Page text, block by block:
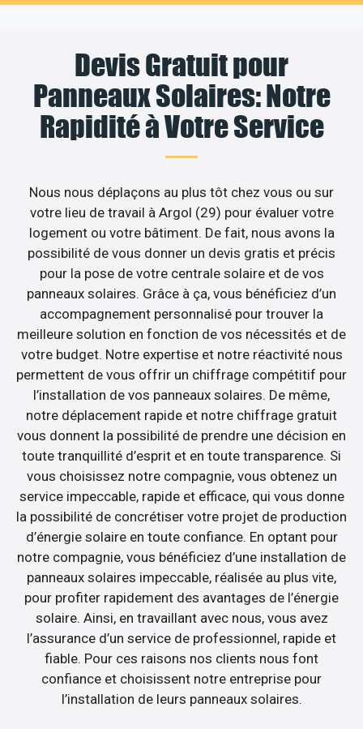
Devis Gratuit pour
Panneaux Solaires: Notre
Rapidité à Votre Service
Nous nous déplaçons au plus tôt chez vous ou sur
votre lieu de travail à Argol (29) pour évaluer votre
logement ou votre bâtiment. De fait, nous avons la
possibilité de vous donner un devis gratis et précis
pour la pose de votre centrale solaire et de vos
panneaux solaires. Grâce à ça, vous bénéficiez d’un
accompagnement personnalisé pour trouver la
meilleure solution en fonction de vos nécessités et de
votre budget. Notre expertise et notre réactivité nous
permettent de vous offrir un chiffrage compétitif pour
l’installation de vos panneaux solaires. De même,
notre déplacement rapide et notre chiffrage gratuit
vous donnent la possibilité de prendre une décision en
toute tranquillité d’esprit et en toute transparence. Si
vous choisissez notre compagnie, vous obtenez un
service impeccable, rapide et efficace, qui vous donne
la possibilité de concrétiser votre projet de production
d’énergie solaire en toute confiance. En optant pour
notre compagnie, vous bénéficiez d’une installation de
panneaux solaires impeccable, réalisée au plus vite,
pour profiter rapidement des avantages de l’énergie
solaire. Ainsi, en travaillant avec nous, vous avez
l’assurance d’un service de professionnel, rapide et
fiable. Pour ces raisons nos clients nous font
confiance et choisissent notre entreprise pour
l’installation de leurs panneaux solaires.